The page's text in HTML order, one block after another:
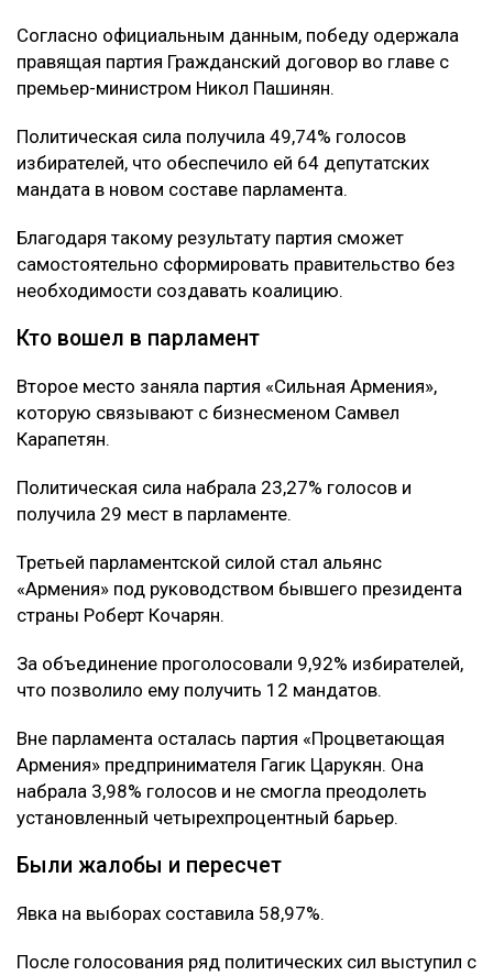
Согласно официальным данным, победу одержала
правящая партия Гражданский договор во главе с
премьер-министром Никол Пашинян.
Политическая сила получила 49,74% голосов
избирателей, что обеспечило ей 64 депутатских
мандата в новом составе парламента.
Благодаря такому результату партия сможет
самостоятельно сформировать правительство без
необходимости создавать коалицию.
Кто вошел в парламент
Второе место заняла партия «Сильная Армения»,
которую связывают с бизнесменом Самвел
Карапетян.
Политическая сила набрала 23,27% голосов и
получила 29 мест в парламенте.
Третьей парламентской силой стал альянс
«Армения» под руководством бывшего президента
страны Роберт Кочарян.
За объединение проголосовали 9,92% избирателей,
что позволило ему получить 12 мандатов.
Вне парламента осталась партия «Процветающая
Армения» предпринимателя Гагик Царукян. Она
набрала 3,98% голосов и не смогла преодолеть
установленный четырехпроцентный барьер.
Были жалобы и пересчет
Явка на выборах составила 58,97%.
После голосования ряд политических сил выступил с